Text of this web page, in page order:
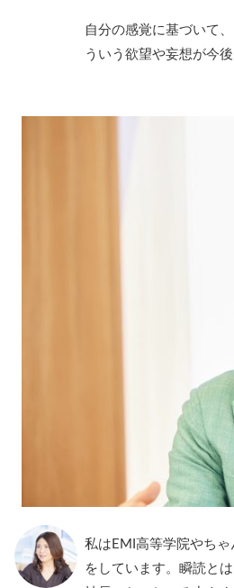
自分の感覚に基づいて
ういう欲望や妄想が今
私はEMI高等学院やち
をしています。瞬読と